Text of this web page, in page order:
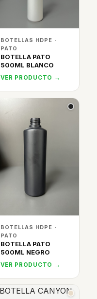
BOTELLAS HDPE ·
PATO
BOTELLA PATO
500ML BLANCO
VER PRODUCTO →
BOTELLAS HDPE ·
PATO
BOTELLA PATO
500ML NEGRO
VER PRODUCTO →